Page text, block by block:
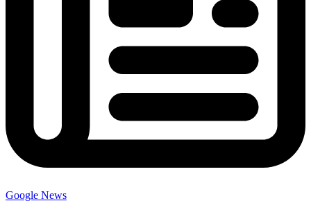
Google News